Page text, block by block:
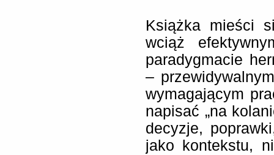
Książka mieści
wciąż
paradygmacie
–
wymagającym
napisać „na
decyzje,
jako kontekstu,